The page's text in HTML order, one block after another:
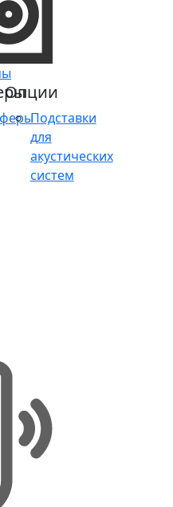
Опции
Подставки
для
акустических
систем